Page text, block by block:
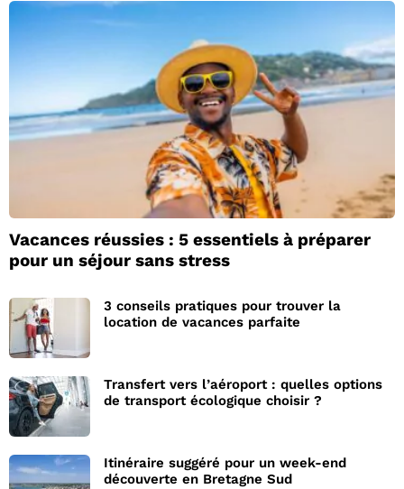
Vacances réussies : 5 essentiels à préparer
pour un séjour sans stress
3 conseils pratiques pour trouver la
location de vacances parfaite
Transfert vers l’aéroport : quelles options
de transport écologique choisir ?
Itinéraire suggéré pour un week-end
découverte en Bretagne Sud